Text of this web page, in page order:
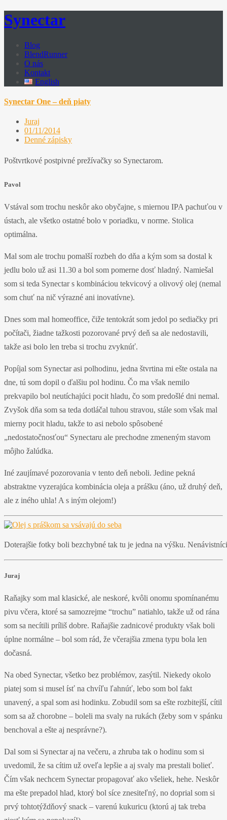
Synectar
Blog
BlendRunner
O nás
Kontakt
English
Synectar One – deň piaty
Juraj
01/11/2014
Denné zápisky
Poštvrtkové postpivné prežívačky so Synectarom.
Pavol
Vstával som trochu neskôr ako obyčajne, s miernou IPA pachuťou v
ústach, ale všetko ostatné bolo v poriadku, v norme. Stolica
optimálna.
Mal som ale trochu pomalší rozbeh do dňa a kým som sa dostal k
jedlu bolo už asi 11.30 a bol som pomerne dosť hladný. Namiešal
som si teda Synectar s kombináciou tekvicový a olivový olej (nemal
som chuť na nič výrazné ani inovatívne).
Dnes som mal homeoffice, čiže tentokrát som jedol po sediačky pri
počítači, žiadne tažkosti pozorované prvý deň sa ale nedostavili,
takže asi bolo len treba si trochu zvyknúť.
Popíjal som Synectar asi polhodinu, jedna štvrtina mi ešte ostala na
dne, tú som dopil o ďalšiu pol hodinu. Čo ma však nemilo
prekvapilo bol neutíchajúci pocit hladu, čo som predošlé dni nemal.
Zvyšok dňa som sa teda dotláčal tuhou stravou, stále som však mal
mierny pocit hladu, takže to asi nebolo spôsobené
„nedostatočnosťou“ Synectaru ale prechodne zmeneným stavom
môjho žalúdka.
Iné zaujímavé pozorovania v tento deň neboli. Jedine pekná
abstraktne vyzerajúca kombinácia oleja a prášku (áno, už druhý deň,
ale z iného uhla! A s iným olejom!)
Doterajšie fotky boli bezchybné tak tu je jedna na výšku.
Juraj
Raňajky som mal klasické, ale neskoré, kvôli onomu spomínanému
pivu včera, ktoré sa samozrejme “trochu” natiahlo, takže už od rána
som sa necítili príliš dobre. Raňajšie zadnicové produkty však boli
úplne normálne – bol som rád, že včerajšia zmena typu bola len
dočasná.
Na obed Synectar, všetko bez problémov, zasýtil. Niekedy okolo
piatej som si musel ísť na chvíľu ľahnúť, lebo som bol fakt
unavený, a spal som asi hodinku. Zobudil som sa ešte rozbitejší, cítil
som sa až chorobne – boleli ma svaly na rukách (žeby som v spánku
benchoval a ešte aj nesprávne?).
Dal som si Synectar aj na večeru, a zhruba tak o hodinu som si
uvedomil, že sa cítim už oveľa lepšie a aj svaly ma prestali bolieť.
Čím však nechcem Synectar propagovať ako všeliek, hehe. Neskôr
ma ešte prepadol hlad, ktorý bol síce znesiteľný, no doprial som si
prvý tohtotýždňový snack – varenú kukuricu (ktorú aj tak treba